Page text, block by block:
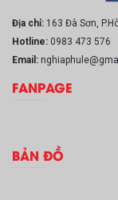
Địa chỉ: 163 Đà Sơn,
Hotline: 0983 473 576
Email:
FANPAGE
BẢN ĐỒ